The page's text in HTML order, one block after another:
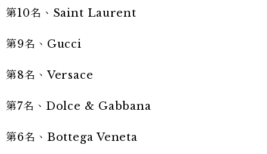
第10名、Saint Laurent
第9名、Gucci
第8名、Versace
第7名、Dolce & Gabbana
第6名、Bottega Veneta